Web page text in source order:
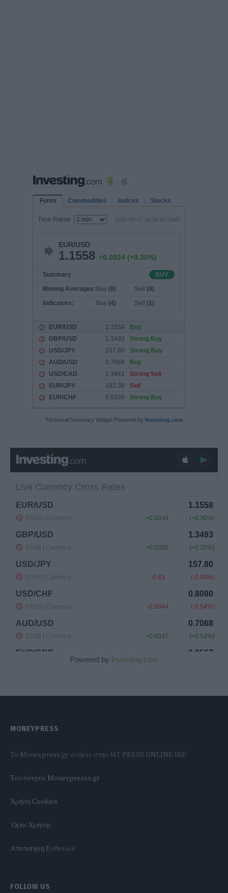
Technical Summary Widget Powered by Investing.com
Powered by Investing.com
MONEYPRESS
To Moneypress.gr ανήκει στην HT PRESS ONLINE IKE
Tαυτότητα Moneypresss.gr
Χρήση Cookies
'Οροι Χρήσης
Αποποίηση Ευθυνών
FOLLOW US